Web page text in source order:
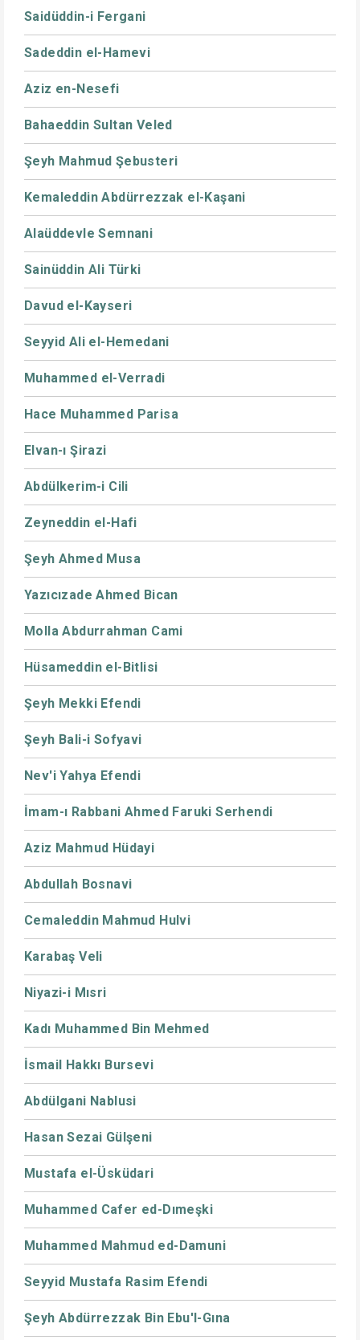
Saidüddin-i Fergani
Sadeddin el-Hamevi
Aziz en-Nesefi
Bahaeddin Sultan Veled
Şeyh Mahmud Şebusteri
Kemaleddin Abdürrezzak el-Kaşani
Alaüddevle Semnani
Sainüddin Ali Türki
Davud el-Kayseri
Seyyid Ali el-Hemedani
Muhammed el-Verradi
Hace Muhammed Parisa
Elvan-ı Şirazi
Abdülkerim-i Cili
Zeyneddin el-Hafi
Şeyh Ahmed Musa
Yazıcızade Ahmed Bican
Molla Abdurrahman Cami
Hüsameddin el-Bitlisi
Şeyh Mekki Efendi
Şeyh Bali-i Sofyavi
Nev'i Yahya Efendi
İmam-ı Rabbani Ahmed Faruki Serhendi
Aziz Mahmud Hüdayi
Abdullah Bosnavi
Cemaleddin Mahmud Hulvi
Karabaş Veli
Niyazi-i Mısri
Kadı Muhammed Bin Mehmed
İsmail Hakkı Bursevi
Abdülgani Nablusi
Hasan Sezai Gülşeni
Mustafa el-Üsküdari
Muhammed Cafer ed-Dımeşki
Muhammed Mahmud ed-Damuni
Seyyid Mustafa Rasim Efendi
Şeyh Abdürrezzak Bin Ebu'l-Gına